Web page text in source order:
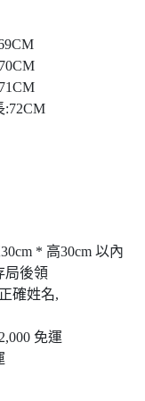
:72CM
* 高30cm 以內
局後領
確姓名,
免運